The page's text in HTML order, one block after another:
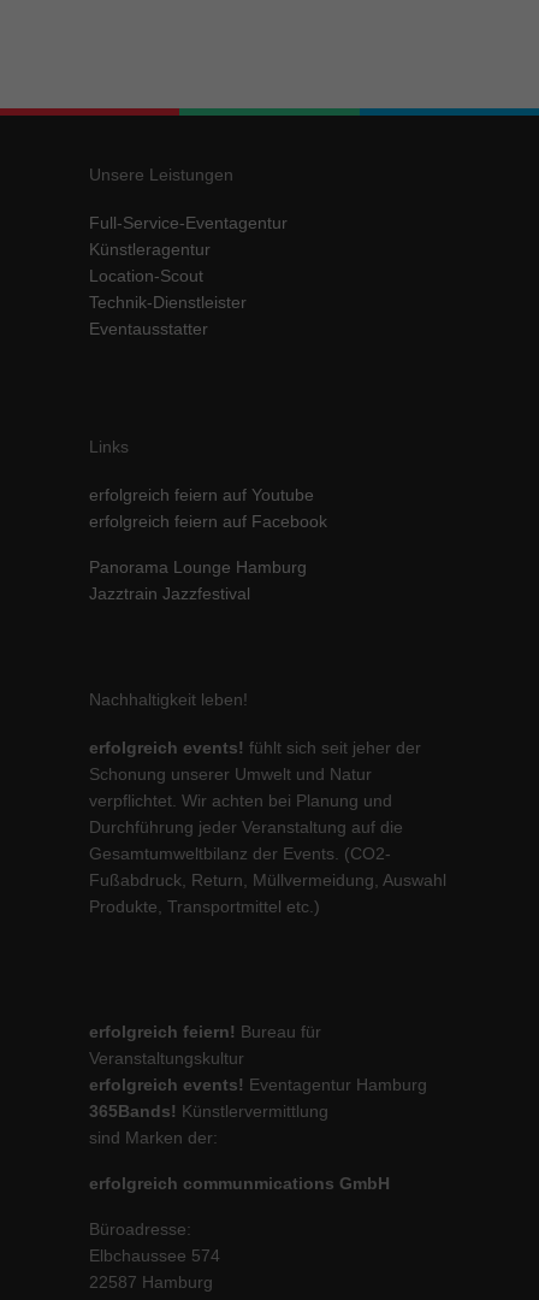
Unsere Leistungen
Full-Service-Eventagentur
Künstleragentur
Location-Scout
Technik-Dienstleister
Eventausstatter
Links
erfolgreich feiern auf Youtube
erfolgreich feiern auf Facebook
Panorama Lounge Hamburg
Jazztrain Jazzfestival
Nachhaltigkeit leben!
erfolgreich events! fühlt sich seit jeher der
Schonung unserer Umwelt und Natur
verpflichtet. Wir achten bei Planung und
Durchführung jeder Veranstaltung auf die
Gesamtumweltbilanz der Events. (CO2-
Fußabdruck, Return, Müllvermeidung, Auswahl
Produkte, Transportmittel etc.)
erfolgreich feiern! Bureau für
Veranstaltungskultur
erfolgreich events! Eventagentur Hamburg
365Bands! Künstlervermittlung
sind Marken der:
erfolgreich communmications GmbH
Büroadresse:
Elbchaussee 574
22587 Hamburg